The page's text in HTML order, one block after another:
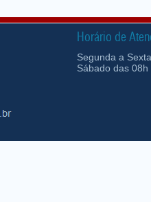
Horário de
Segunda a
Sábado das 08h